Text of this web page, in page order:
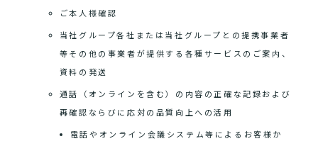
ご本人様確認
当社グループ各社または当社グループとの提携事業者
等その他の事業者が提供する各種サービスのご案内、
資料の発送
通話（オンラインを含む）の内容の正確な記録および
再確認ならびに応対の品質向上への活用
電話やオンライン会議システム等によるお客様か